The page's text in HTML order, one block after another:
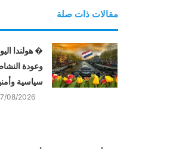
مقالات ذات صلة
� هولندا
وعودة
سياسية
08/2026